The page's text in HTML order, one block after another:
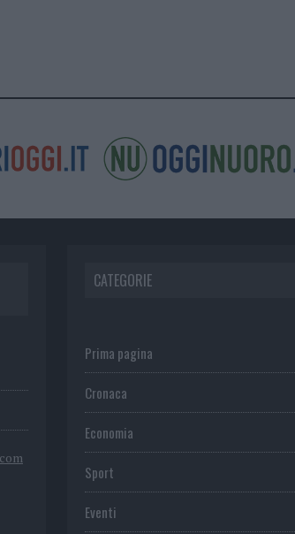
CATEGORIE
Prima pagina
Cronaca
Economia
Sport
Eventi